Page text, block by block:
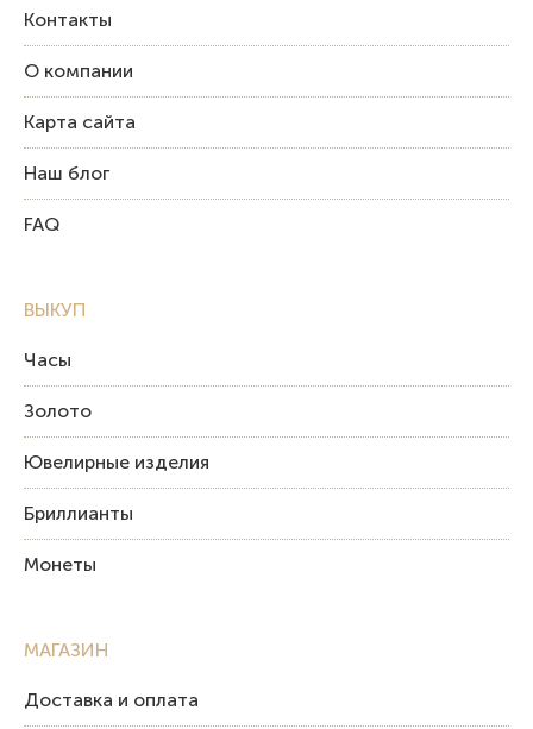
Контакты
О компании
Карта сайта
Наш блог
FAQ
ВЫКУП
Часы
Золото
Ювелирные изделия
Бриллианты
Монеты
МАГАЗИН
Доставка и оплата